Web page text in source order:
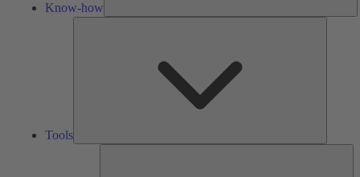
Know-how
Tools